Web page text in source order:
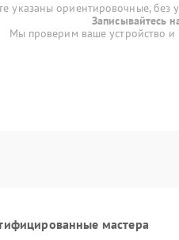
указаны ориентировочные, без
Записывайтесь
Мы проверим ваше устройство и
мастера